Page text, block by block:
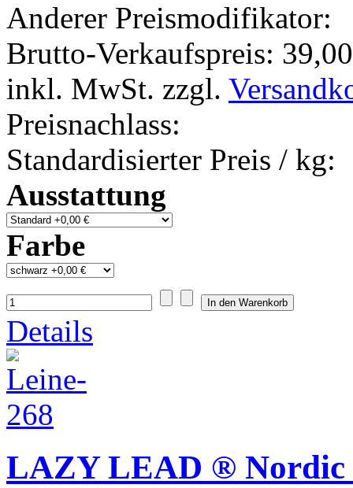
Anderer Preismodifikator:
Brutto-Verkaufspreis:
inkl. MwSt. zzgl.
Preisnachlass:
Standardisierter Preis / kg:
Ausstattung
Farbe
Details
LAZY LEAD ® Nordic